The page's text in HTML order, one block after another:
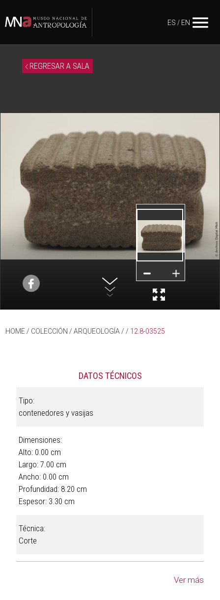
ES / EN menu
REGRESAR A SALA
HOME/ COLECCIÓN / ARQUEOLOGÍA / / 12.8-03525
DATOS TÉCNICOS
Tipo:
contenedores y vasijas
Dimensiones:
Alto: 0.00 cm
Largo: 7.00 cm
Ancho: 0.00 cm
Profundidad: 8.20 cm
Espesor: 3.30 cm
Técnica:
Corte
Ver más